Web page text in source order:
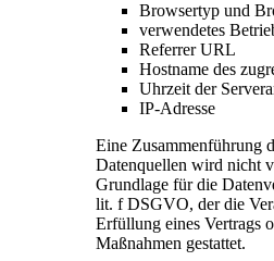
Browsertyp und
verwendetes
Referrer URL
Hostname des
Uhrzeit der
IP-Adresse
Eine Zusammenführung
Datenquellen wird nicht
Grundlage für die
lit. f DSGVO, der die
Erfüllung eines Vertrags
Maßnahmen gestattet.